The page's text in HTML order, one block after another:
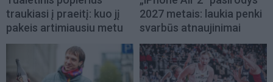
traukiasi į praeitį: kuo jį
pakeis artimiausiu metu
2027 metais: laukia penki
svarbūs atnaujinimai